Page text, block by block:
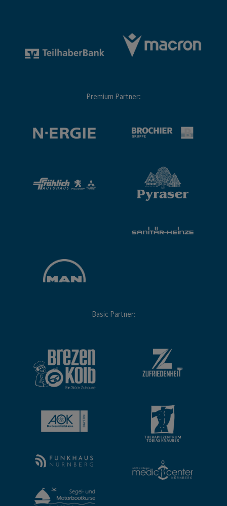
Premium Partner:
Basic Partner: